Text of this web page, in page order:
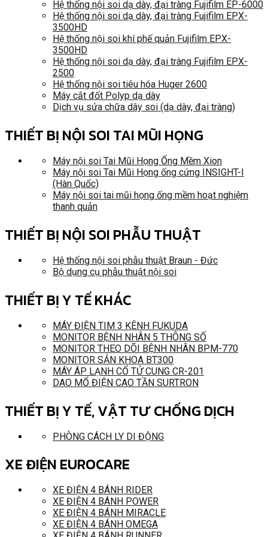
Hệ thống nội soi dạ dày, đại tràng Fujifilm EP-6000
Hệ thống nội soi dạ dày, đại tràng Fujifilm EPX-
3500HD
Hệ thống nội soi khí phế quản Fujifilm EPX-
3500HD
Hệ thống nội soi dạ dày, đại tràng Fujifilm EPX-
2500
Hệ thống nội soi tiêu hóa Huger 2600
Máy cắt đốt Polyp dạ dày
Dịch vụ sửa chữa dây soi (dạ dày, đại tràng)
THIẾT BỊ NỘI SOI TAI MŨI HỌNG
Máy nội soi Tai Mũi Họng Ống Mềm Xion
Máy nội soi Tai Mũi Họng ống cứng INSIGHT-I
(Hàn Quốc)
Máy nội soi tai mũi họng ống mềm hoạt nghiệm
thanh quản
THIẾT BỊ NỘI SOI PHẪU THUẬT
Hệ thống nội soi phẫu thuật Braun - Đức
Bộ dụng cụ phẫu thuật nội soi
THIẾT BỊ Y TẾ KHÁC
MÁY ĐIỆN TIM 3 KÊNH FUKUDA
MONITOR BỆNH NHÂN 5 THÔNG SỐ
MONITOR THEO DÕI BỆNH NHÂN BPM-770
MONITOR SẢN KHOA BT300
MÁY ÁP LẠNH CỔ TỬ CUNG CR-201
DAO MỔ ĐIỆN CAO TẦN SURTRON
THIẾT BỊ Y TẾ, VẬT TƯ CHỐNG DỊCH
PHÒNG CÁCH LY DI ĐỘNG
XE ĐIỆN EUROCARE
XE ĐIỆN 4 BÁNH RIDER
XE ĐIỆN 4 BÁNH POWER
XE ĐIỆN 4 BÁNH MIRACLE
XE ĐIỆN 4 BÁNH OMEGA